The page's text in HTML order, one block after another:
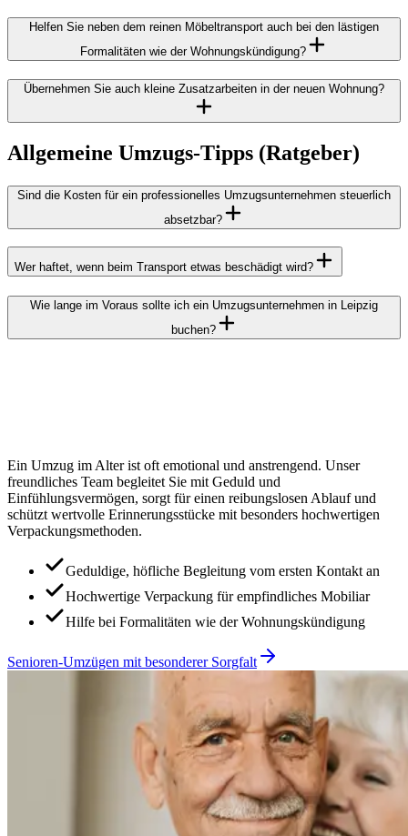
Helfen Sie neben dem reinen Möbeltransport auch bei den lästigen
Formalitäten wie der Wohnungskündigung?
Übernehmen Sie auch kleine Zusatzarbeiten in der neuen Wohnung?
Allgemeine Umzugs-Tipps (Ratgeber)
Sind die Kosten für ein professionelles Umzugsunternehmen steuerlich
absetzbar?
Wer haftet, wenn beim Transport etwas beschädigt wird?
Wie lange im Voraus sollte ich ein Umzugsunternehmen in Leipzig
buchen?
Ein Umzug im Alter ist oft emotional und anstrengend. Unser
freundliches Team begleitet Sie mit Geduld und
Einfühlungsvermögen, sorgt für einen reibungslosen Ablauf und
schützt wertvolle Erinnerungsstücke mit besonders hochwertigen
Verpackungsmethoden.
Geduldige, höfliche Begleitung vom ersten Kontakt an
Hochwertige Verpackung für empfindliches Mobiliar
Hilfe bei Formalitäten wie der Wohnungskündigung
Senioren-Umzügen mit besonderer Sorgfalt